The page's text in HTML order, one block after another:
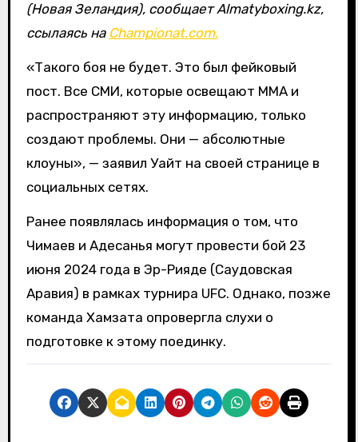
(Новая Зеландия), сообщает Almatyboxing.kz,
ссылаясь на Championat.com.
«Такого боя не будет. Это был фейковый
пост. Все СМИ, которые освещают ММА и
распространяют эту информацию, только
создают проблемы. Они — абсолютные
клоуны», — заявил Уайт на своей странице в
социальных сетях.
Ранее появлялась информация о том, что
Чимаев и Адесанья могут провести бой 23
июня 2024 года в Эр-Рияде (Саудовская
Аравия) в рамках турнира UFC. Однако, позже
команда Хамзата опровергла слухи о
подготовке к этому поединку.